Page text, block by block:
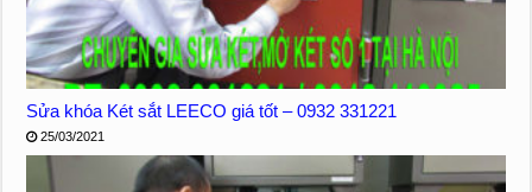
Sửa khóa Két sắt LEECO giá tốt – 0932 331221
25/03/2021